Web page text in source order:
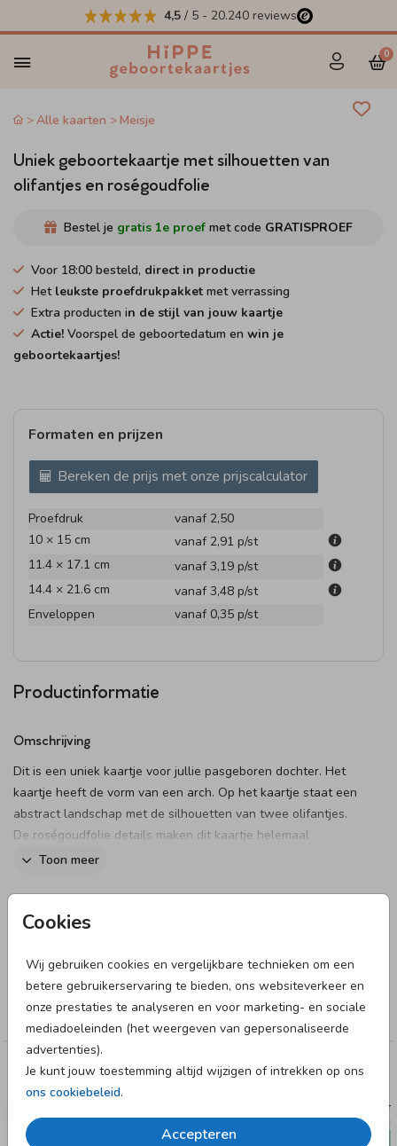
4,5 / 5 - 20.240 reviews
0
Cookies
Wij gebruiken cookies en vergelijkbare technieken om een
betere gebruikerservaring te bieden, ons websiteverkeer en
onze prestaties te analyseren en voor marketing- en sociale
mediadoeleinden (het weergeven van gepersonaliseerde
advertenties).
Je kunt jouw toestemming altijd wijzigen of intrekken op ons
ons cookiebeleid.
Accepteren
Alle kaarten Meisje
Uniek geboortekaartje met silhouetten van
olifantjes en roségoudfolie
Bestel je gratis 1e proef met code GRATISPROEF
Voor 18:00 besteld, direct in productie
Het leukste proefdrukpakket met verrassing
Extra producten in de stijl van jouw kaartje
Actie! Voorspel de geboortedatum en win je
geboortekaartjes!
Formaten en prijzen
Bereken de prijs met onze prijscalculator
Proefdruk
vanaf 2,50
10 × 15 cm
vanaf 2,91 p/st
11.4 × 17.1 cm
vanaf 3,19 p/st
14.4 × 21.6 cm
vanaf 3,48 p/st
Enveloppen
vanaf 0,35 p/st
Productinformatie
Omschrijving
Dit is een uniek kaartje voor jullie pasgeboren dochter. Het
kaartje heeft de vorm van een arch. Op het kaartje staat een
abstract landschap met de silhouetten van twee olifantjes.
De roségoudfolie details maken dit kaartje helemaal
compleet. Pas het kaartje naar wens aan in onze online
te zien!
Toon meer
Collectie
Meisje
Deze designs vind je misschien ook leuk